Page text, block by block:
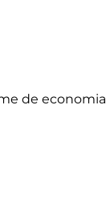
de economia